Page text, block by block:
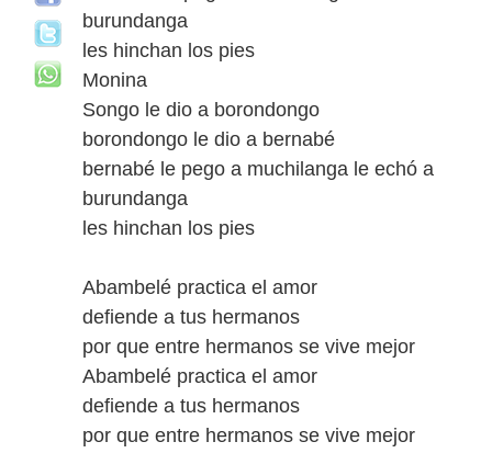
burundanga
les hinchan los pies
Monina
Songo le dio a borondongo
borondongo le dio a bernabé
bernabé le pego a muchilanga le echó a
burundanga
les hinchan los pies
Abambelé practica el amor
defiende a tus hermanos
por que entre hermanos se vive mejor
Abambelé practica el amor
defiende a tus hermanos
por que entre hermanos se vive mejor